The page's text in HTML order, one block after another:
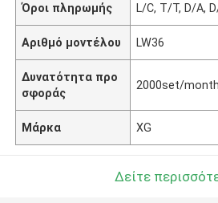
Όροι πληρωμής L/C, T/T, D/A,
Αριθμό μοντέλου LW36
Δυνατότητα προ
σφοράς
2000set/month
Μάρκα XG
Δείτε